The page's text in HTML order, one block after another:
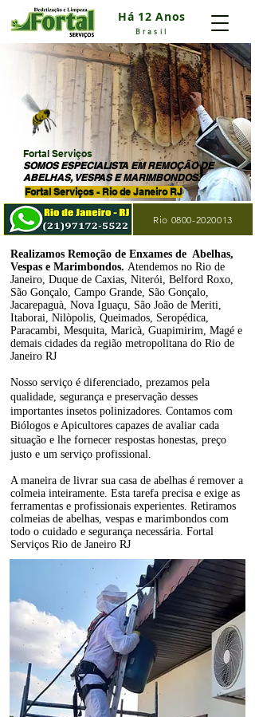
Há 12 Anos
Brasil
Fortal Serviços
SOMOS ESPECIALISTA EM REMOÇÃO DE
ABELHAS, VESPAS E MARIMBONDOS.
Fortal Serviços - Rio de Janeiro RJ
Rio 0800-2020013
Realizamos Remoção de Enxames de Abelhas,
Vespas e Marimbondos. Atendemos no Rio de
Janeiro, Duque de Caxias, Niterói, Belford Roxo,
São Gonçalo, Campo Grande, São Gonçalo,
Jacarepaguà, Nova Iguaçu, São João de Meriti,
Itaborai, Nilòpolis, Queimados, Seropédica,
Paracambi, Mesquita, Maricà, Guapimirim, Magé e
demais cidades da região metropolitana do Rio de
Janeiro RJ
Nosso serviço é diferenciado, prezamos pela
qualidade, segurança e preservação desses
importantes insetos polinizadores. Contamos com
Biólogos e Apicultores capazes de avaliar cada
situação e lhe fornecer respostas honestas, preço
justo e um serviço profissional.
A maneira de livrar sua casa de abelhas é remover a
colmeia inteiramente. Esta tarefa precisa e exige as
ferramentas e profissionais experientes. Retiramos
colmeias de abelhas, vespas e marimbondos com
todo o cuidado e segurança necessária. Fortal
Serviços Rio de Janeiro RJ